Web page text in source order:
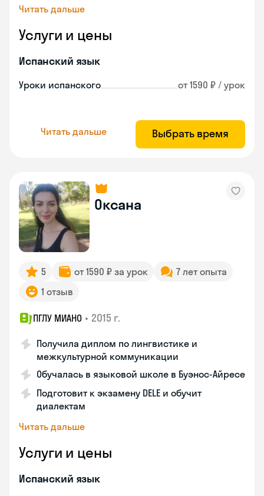
Читать дальше
Услуги и цены
Испанский язык
Уроки испанского от 1590 ₽ / урок
Читать дальше Выбрать время
Оксана
5 от 1590 ₽ за урок
7 лет опыта
1 отзыв
ПГЛУ МИАНО • 2015 г.
Получила диплом по лингвистике и
межкультурной коммуникации
Обучалась в языковой школе в Буэнос-Айресе
Подготовит к экзамену DELE и обучит
диалектам
Читать дальше
Услуги и цены
Испанский язык